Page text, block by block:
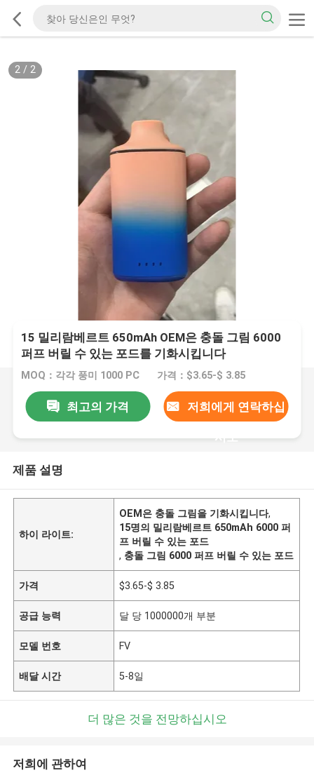
2/ 2
15 밀리람베르트 650mAh OEM은 충돌 그림 6000
퍼프 버릴 수 있는 포드를 기화시킵니다
MOQ：각각 풍미 1000 PC 가격：$3.65-$ 3.85
최고의 가격 저희에게 연락하십
시오
제품 설명
하이 라이트:
OEM은 충돌 그림을 기화시킵니다,
15명의 밀리람베르트 650mAh 6000 퍼
프 버릴 수 있는 포드
, 충돌 그림 6000 퍼프 버릴 수 있는 포드
가격 $3.65-$ 3.85
공급 능력 달 당 1000000개 부분
모델 번호 FV
배달 시간 5-8일
더 많은 것을 전망하십시오
저희에 관하여